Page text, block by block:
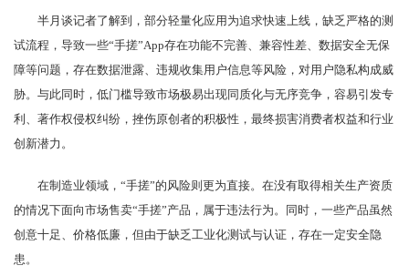
半月谈记者了解到，部分轻量化应用为追求快速上线，缺乏严格的测
试流程，导致一些“手搓”App存在功能不完善、兼容性差、数据安全无保
障等问题，存在数据泄露、违规收集用户信息等风险，对用户隐私构成威
胁。与此同时，低门槛导致市场极易出现同质化与无序竞争，容易引发专
利、著作权侵权纠纷，挫伤原创者的积极性，最终损害消费者权益和行业
创新潜力。
在制造业领域，“手搓”的风险则更为直接。在没有取得相关生产资质
的情况下面向市场售卖“手搓”产品，属于违法行为。同时，一些产品虽然
创意十足、价格低廉，但由于缺乏工业化测试与认证，存在一定安全隐
患。